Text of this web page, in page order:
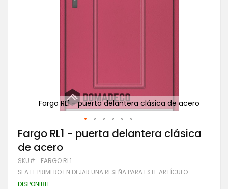
Fargo RL1 - puerta delantera clásica de acero
Saltar
al
comienzo
de
la
galería
de
Fargo RL1 - puerta delantera clásica
de acero
SKU FARGO RL1
SEA EL PRIMERO EN DEJAR UNA RESEÑA PARA ESTE ARTÍCULO
DISPONIBLE